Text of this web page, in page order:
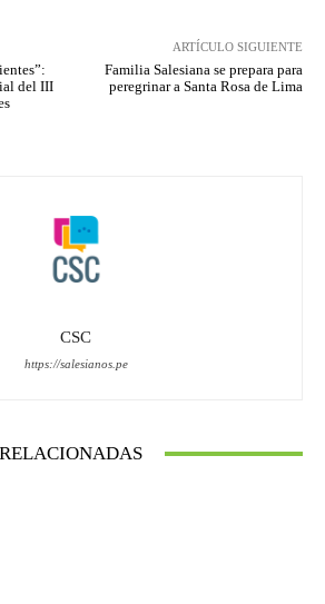
del III
ARTÍCULO SIGUIENTE
Familia Salesiana se prepara para
peregrinar a Santa Rosa de Lima
CSC
https://salesianos.pe